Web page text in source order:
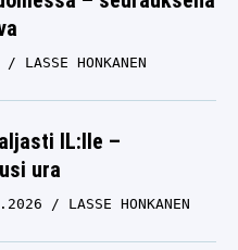
LASSE HONKANEN
IL:lle –
ura
LASSE HONKANEN